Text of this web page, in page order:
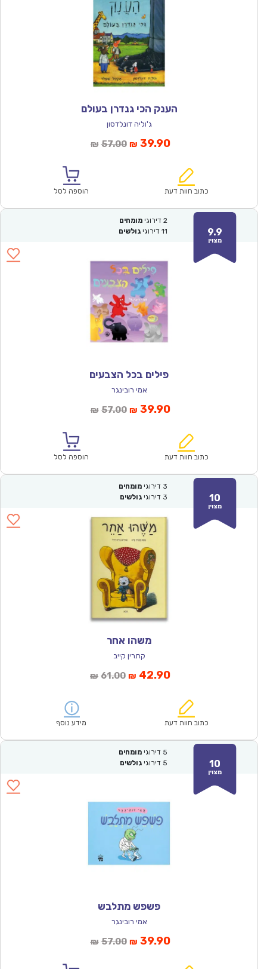
הענק הכי גנדרן בעולם
ג'וליה דונלדסון
₪ 57.00המחיר
₪57.00.
₪ 39.90המחיר
הוא:
כתוב חוות דעת הוספה לסל
9.9
מצוין
2 דירוגי מומחים
11 דירוגי גולשים
פילים בכל הצבעים
אמי רובינגר
₪ 57.00המחיר
₪57.00.
₪ 39.90המחיר
הוא:
כתוב חוות דעת הוספה לסל
10
מצוין
3 דירוגי מומחים
3 דירוגי גולשים
משהו אחר
קתרין קייב
₪ 61.00המחיר
₪61.00.
₪ 42.90המחיר
הוא:
כתוב חוות דעת מידע נוסף
10
מצוין
5 דירוגי מומחים
5 דירוגי גולשים
פשפש מתלבש
אמי רובינגר
₪ 57.00המחיר
₪ 39.90המחיר